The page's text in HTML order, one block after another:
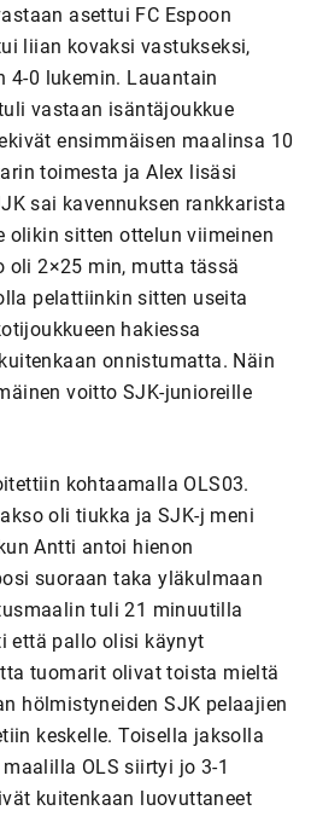
asettui FC Espoon
liian kovaksi vastukseksi,
4-0 lukemin. Lauantain
vastaan isäntäjoukkue
ensimmäisen maalinsa 10
toimesta ja Alex lisäsi
sai kavennuksen rankkarista
olikin sitten ottelun viimeinen
oli 2×25 min, mutta tässä
pelattiinkin sitten useita
hakiessa
onnistumatta. Näin
voitto SJK-junioreille
kohtaamalla OLS03.
oli tiukka ja SJK-j meni
Antti antoi hienon
suoraan taka yläkulmaan
tuli 21 minuutilla
että pallo olisi käynyt
tuomarit olivat toista mieltä
hölmistyneiden SJK pelaajien
keskelle. Toisella jaksolla
OLS siirtyi jo 3-1
kuitenkaan luovuttaneet